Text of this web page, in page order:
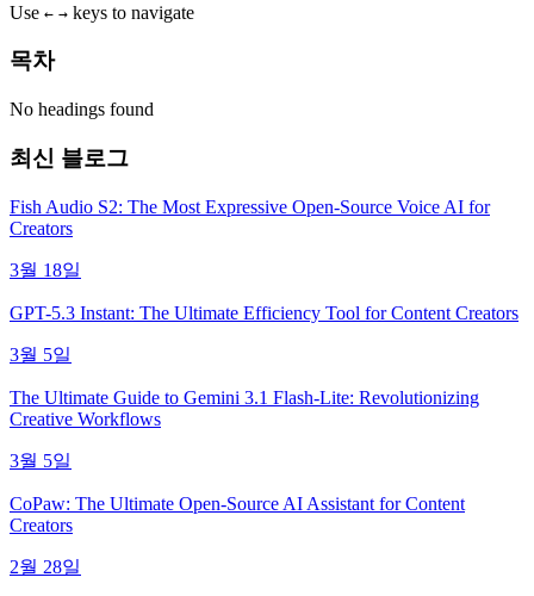
Use ← → keys to navigate
목차
No headings found
최신 블로그
Fish Audio S2: The Most Expressive Open-Source Voice AI for
Creators
3월 18일
GPT-5.3 Instant: The Ultimate Efficiency Tool for Content Creators
3월 5일
The Ultimate Guide to Gemini 3.1 Flash-Lite: Revolutionizing
Creative Workflows
3월 5일
CoPaw: The Ultimate Open-Source AI Assistant for Content
Creators
2월 28일